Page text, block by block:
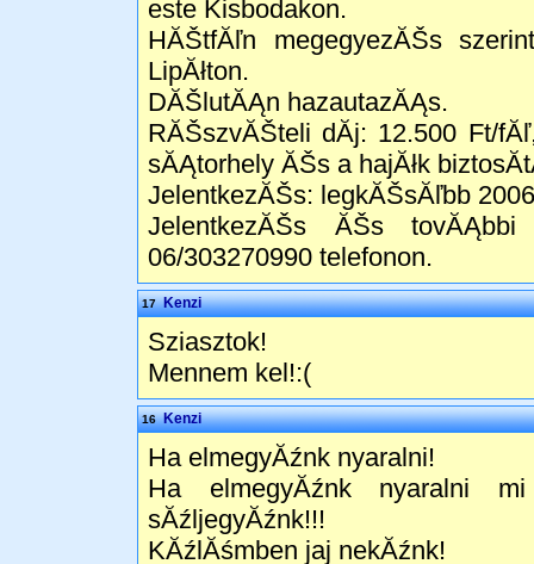
este Kisbodakon.
HĂŠtfĂľn megegyezĂŠs
LipĂłton.
DĂŠlutĂĄn hazautazĂĄs.
RĂŠszvĂŠteli dĂ­j: 12.500 Ft/
sĂĄtorhely ĂŠs a hajĂłk
JelentkezĂŠs: legkĂŠsĂľbb
JelentkezĂŠs ĂŠs
06/303270990 telefonon.
17 Kenzi
Sziasztok!
Mennem kel!:(
16 Kenzi
Ha elmegyĂźnk nyaralni!
Ha elmegyĂźnk nyaralni
sĂźljegyĂźnk!!!
KĂźlĂśmben jaj nekĂźnk!